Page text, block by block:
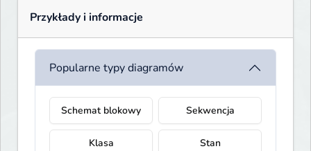
Przykłady i informacje
Popularne typy diagramów
Schemat blokowy Sekwencja
Klasa Stan